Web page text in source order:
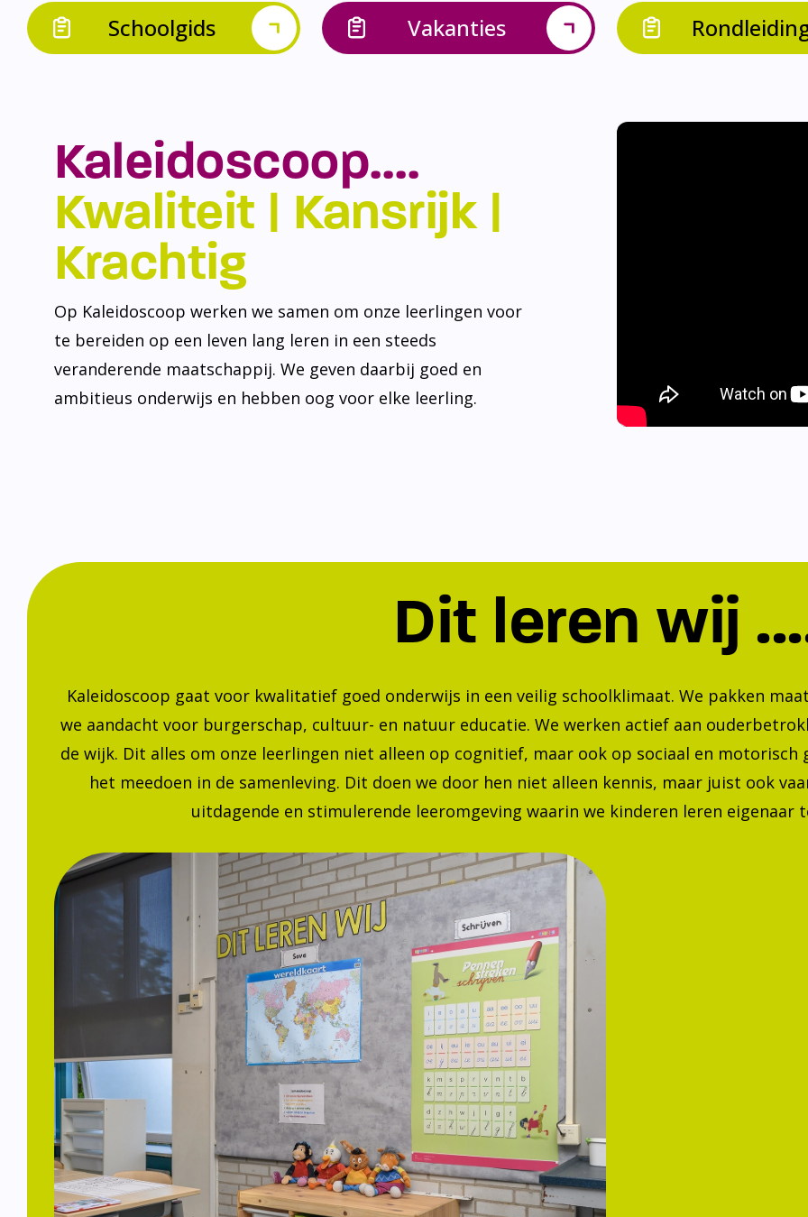
Schoolgids Vakanties
Kaleidoscoop….
Kwaliteit | Kansrijk |
Krachtig
Op Kaleidoscoop werken we samen om onze leerlingen voor
te bereiden op een leven lang leren in een steeds
veranderende maatschappij. We geven daarbij goed en
ambitieus onderwijs en hebben oog voor elke leerling.
Dit leren wij
Kaleidoscoop gaat voor kwalitatief goed onderwijs in een veilig schoolklimaat. We pakken
we aandacht voor burgerschap, cultuur- en natuur educatie. We werken actief aan
de wijk. Dit alles om onze leerlingen niet alleen op cognitief, maar ook op sociaal en
het meedoen in de samenleving. Dit doen we door hen niet alleen kennis, maar juist ook
uitdagende en stimulerende leeromgeving waarin we kinderen leren eigenaar